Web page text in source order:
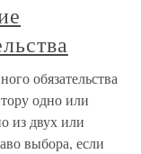
обязательства
одно или
из двух или
выбора, если